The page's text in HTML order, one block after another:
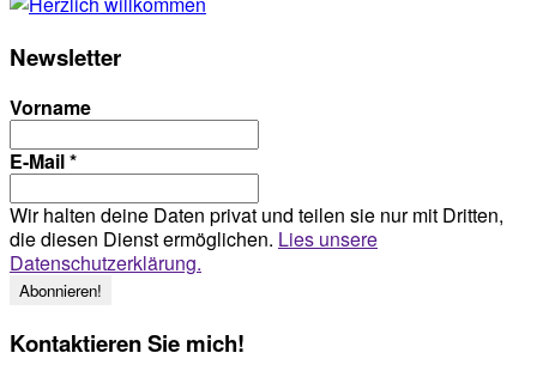
Newsletter
Vorname
E-Mail*
Wir halten deine Daten privat und teilen sie nur mit Dritten,
die diesen Dienst ermöglichen. Lies unsere
Datenschutzerklärung.
Kontaktieren Sie mich!